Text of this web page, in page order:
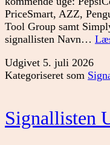
PriceSmart, AZZ,
Tool Group samt
signallisten Navn…
Udgivet 5. juli 2026
Kategoriseret som
Signallisten